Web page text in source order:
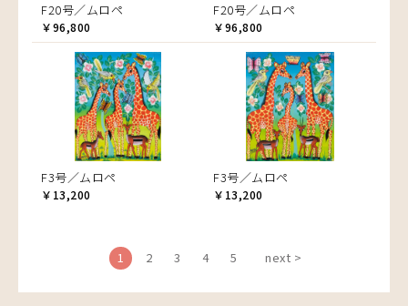
F20号／ムロペ
￥96,800
F20号／ムロペ
￥96,800
F3号／ムロペ
￥13,200
F3号／ムロペ
￥13,200
1 2 3 4 5 next >